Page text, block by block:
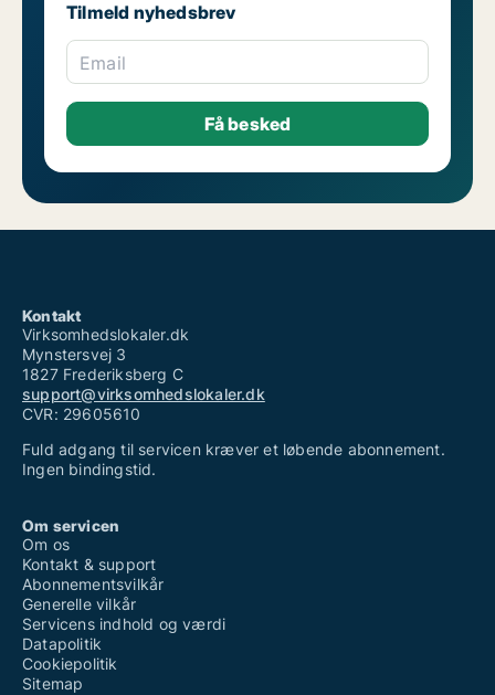
Tilmeld nyhedsbrev
Email
Kontakt
Virksomhedslokaler.dk
Mynstersvej 3
1827 Frederiksberg C
support@virksomhedslokaler.dk
CVR: 29605610
Fuld adgang til servicen kræver et løbende abonnement.
Ingen bindingstid.
Om servicen
Om os
Kontakt & support
Abonnementsvilkår
Generelle vilkår
Servicens indhold og værdi
Datapolitik
Cookiepolitik
Sitemap